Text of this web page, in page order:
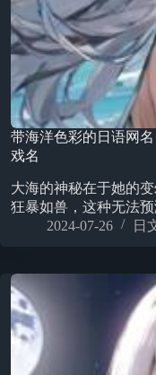
带海洋色彩的日语网
戏名
大海的神秘在于她的
狂暴如兽，这种无法
2024-07-26
日